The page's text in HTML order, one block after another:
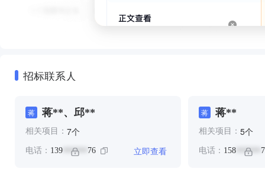
招标联系人
蒋 蒋**、邱**
相关项目： 7个
电话： 139 ****** 76 立即查看
蒋 蒋**
相关项目： 5个
电话： 158******